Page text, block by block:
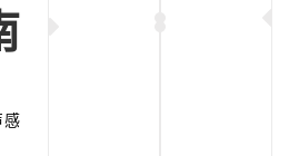
感